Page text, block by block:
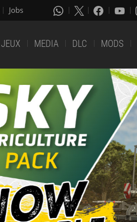
Jobs
JEUX MEDIA DLC MODS